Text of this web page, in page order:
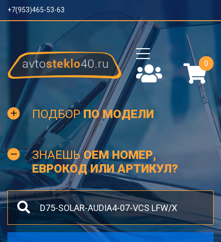
+7(953)465-53-63
0
ПОДБОРПО МОДЕЛИ
ЗНАЕШЬOEM НОМЕР,
ЕВРОКОД ИЛИ АРТИКУЛ?